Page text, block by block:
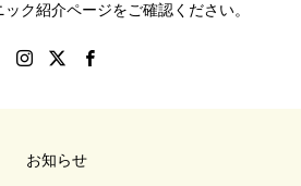
ク紹介ページをご確認ください。
お知らせ